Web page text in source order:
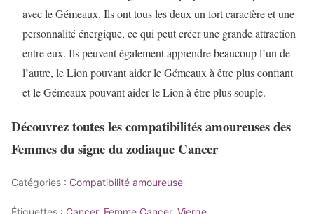
avec le Gémeaux. Ils ont tous les deux un fort caractère et une
personnalité énergique, ce qui peut créer une grande attraction
entre eux. Ils peuvent également apprendre beaucoup l’un de
l’autre, le Lion pouvant aider le Gémeaux à être plus confiant
et le Gémeaux pouvant aider le Lion à être plus souple.
Découvrez toutes les compatibilités amoureuses des
Femmes du signe du zodiaque Cancer
Catégories : Compatibilité amoureuse
Étiquettes : Cancer, Femme Cancer, Vierge